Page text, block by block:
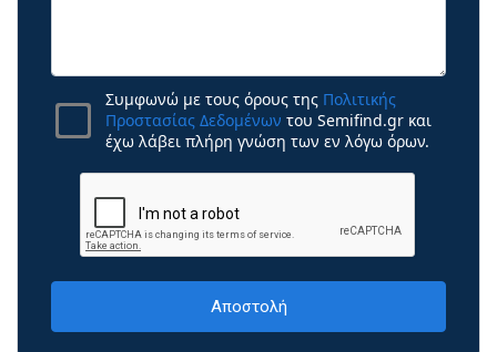
Συμφωνώ με τους όρους της Πολιτικής
Προστασίας Δεδομένων του Semifind.gr και
έχω λάβει πλήρη γνώση των εν λόγω όρων.